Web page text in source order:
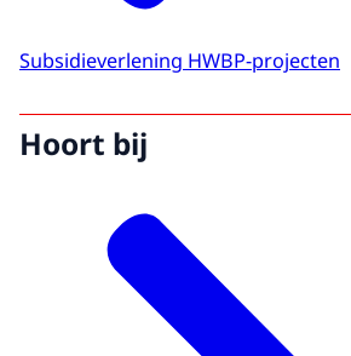
Subsidieverlening HWBP-projecten
Hoort bij